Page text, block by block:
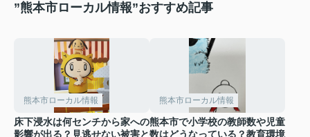
”熊本市ローカル情報”おすすめ記事
熊本市ローカル情報
床下浸水は何センチから家への
影響が出る？見逃せない被害と
熊本市ローカル情報
熊本市で小学校の教師数や児童
数はどうなっている？教育環境